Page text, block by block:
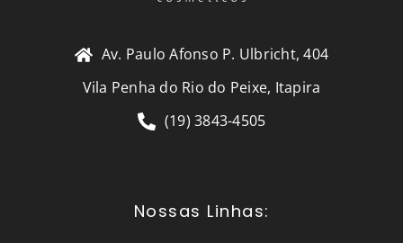
Av. Paulo Afonso P. Ulbricht, 404
Vila Penha do Rio do Peixe, Itapira
(19) 3843-4505
Nossas Linhas: